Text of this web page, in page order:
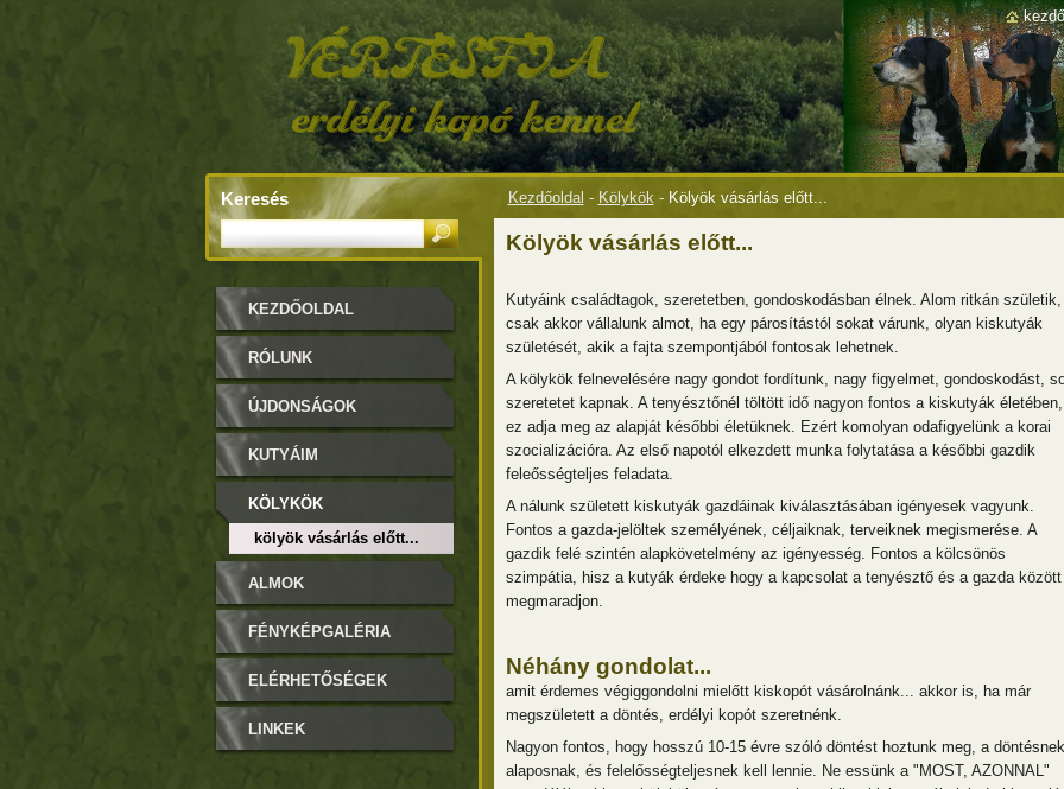
Kezdőoldal - Kölykök - Kölyök vásárlás előtt...
Kölyök vásárlás előtt...
Kutyáink családtagok, szeretetben, gondoskodásban élnek. Alom ritkán születik,
csak akkor vállalunk almot, ha egy párosítástól sokat várunk, olyan kiskutyák
születését, akik a fajta szempontjából fontosak lehetnek.
A kölykök felnevelésére nagy gondot fordítunk, nagy figyelmet, gondoskodást,
szeretetet kapnak. A tenyésztőnél töltött idő nagyon fontos a kiskutyák életében,
ez adja meg az alapját későbbi életüknek. Ezért komolyan odafigyelünk a korai
szocializációra. Az első napotól elkezdett munka folytatása a későbbi gazdik
feleősségteljes feladata.
A nálunk született kiskutyák gazdáinak kiválasztásában igényesek vagyunk.
Fontos a gazda-jelöltek személyének, céljaiknak, terveiknek megismerése. A
gazdik felé szintén alapkövetelmény az igényesség. Fontos a kölcsönös
szimpátia, hisz a kutyák érdeke hogy a kapcsolat a tenyésztő és a gazda között
megmaradjon.
Néhány gondolat...
amit érdemes végiggondolni mielőtt kiskopót vásárolnánk... akkor is, ha már
megszületett a döntés, erdélyi kopót szeretnénk.
Nagyon fontos, hogy hosszú 10-15 évre szóló döntést hoztunk meg, a döntésnek
alaposnak, és felelősségteljesnek kell lennie. Ne essünk a "MOST, AZONNAL"
KEZDŐOLDAL
RÓLUNK
ÚJDONSÁGOK
KUTYÁIM
KÖLYKÖK
kölyök vásárlás előtt...
ALMOK
FÉNYKÉPGALÉRIA
ELÉRHETŐSÉGEK
LINKEK
Keresés